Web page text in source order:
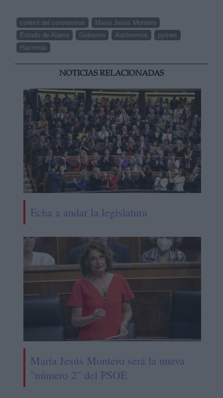
control del coronavirus
María Jesús Montero
Estado de Alama
Gobierno Autónomos
pymes
Hacienda
NOTICIAS RELACIONADAS
Echa a andar la legislatura
María Jesús Montero será la nueva
"número 2" del PSOE